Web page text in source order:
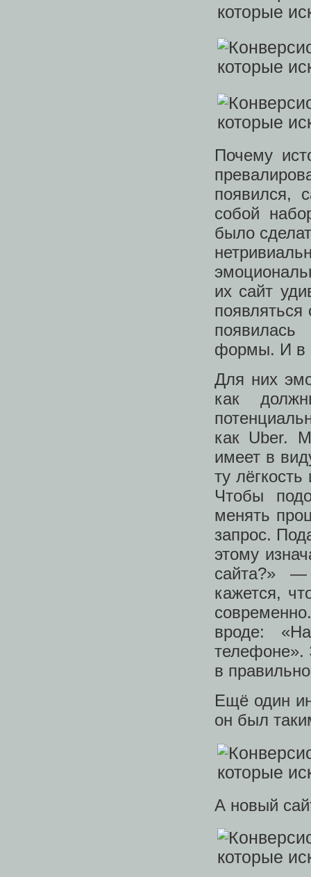
Почему
появился,
собой
было
их сайт
формы. И в
Для них
как
как Uber.
имеет в
ту
Чтобы
менять
запрос.
этому
сайта?» —
кажется,
вроде:
телефоне».
в
Ещё один
он был
А новый